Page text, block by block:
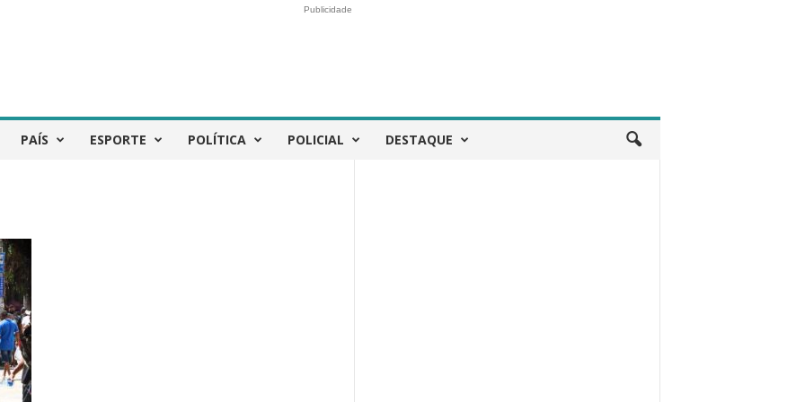
Publicidade
PAÍS ESPORTE POLÍTICA POLICIAL DESTAQUE